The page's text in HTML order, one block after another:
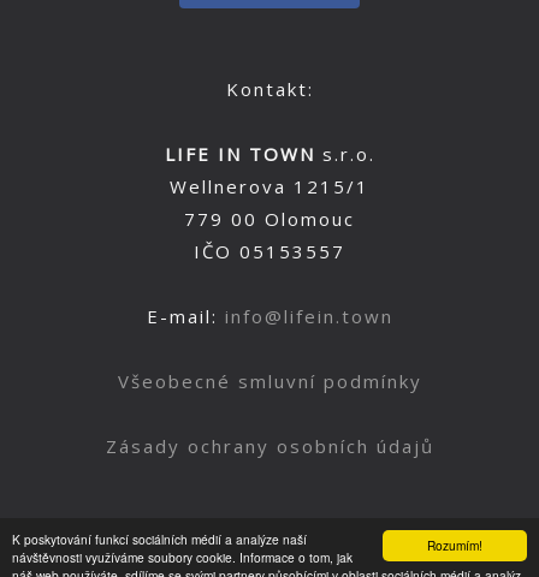
Rozumím!
K poskytování funkcí sociálních médií a analýze naší
návštěvnosti využíváme soubory cookie. Informace o tom, jak
Kontakt:
LIFE IN TOWN s.r.o.
Wellnerova 1215/1
779 00 Olomouc
IČO 05153557
E-mail: info@lifein.town
Všeobecné smluvní podmínky
Zásady ochrany osobních údajů
Nahoru